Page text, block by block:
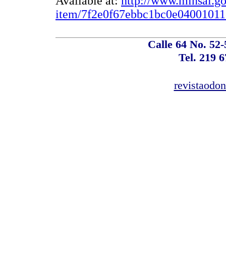
item/
Calle 64 No.
Tel. 219